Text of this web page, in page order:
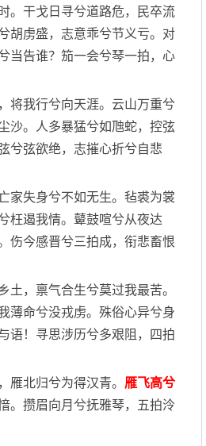
。干戈日寻兮道路危，民卒流
胡虏盛，志意乖兮节义亏。对
当告谁？笳一会兮琴一拍，心
我行兮向天涯。云山万重兮
沙。人多暴猛兮如虺蛇，控弦
兮弦欲绝，志摧心折兮自悲
失身兮不如无生。毡裘为裳
枉遏我情。鼙鼓喧兮从夜达
伤今感晋兮三拍成，衔悲畜恨
，禀气合生兮莫过我最苦。
薄命兮没戎虏。殊俗心异兮身
语！寻思涉历兮多艰阻，四拍
北归兮为得汉青。 雁飞高兮
。攒眉向月兮抚雅琴，五拍泠